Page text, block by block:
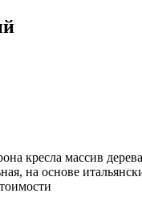
кресла массив
на основе